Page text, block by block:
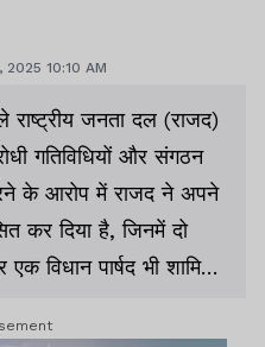
2025 10:10 AM
राष्ट्रीय जनता दल (राजद)
गतिविधियों और संगठन
के आरोप में राजद ने अपने
कर दिया है, जिनमें दो
विधान पार्षद भी शामिल